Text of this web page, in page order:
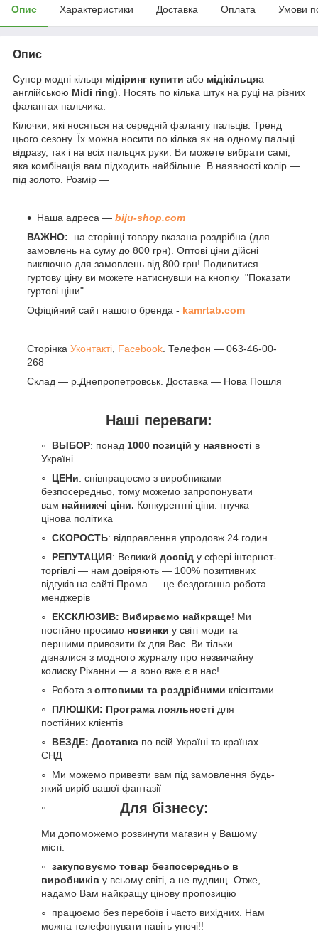
Опис Характеристики Доставка Оплата Умови
Опис
Супер модні кільця мідіринг купити або мідікільцяа
англійською Midi ring). Носять по кілька штук на руці на різних
фалангах пальчика.
Кілочки, які носяться на середній фалангу пальців. Тренд
цього сезону. Їх можна носити по кілька як на одному пальці
відразу, так і на всіх пальцях руки. Ви можете вибрати самі,
яка комбінація вам підходить найбільше. В наявності колір —
під золото. Розмір —
Наша адреса — biju-shop.com
ВАЖНО:
на сторінці товару вказана роздрібна (для
замовлень на суму до 800 грн). Оптові ціни дійсні
виключно для замовлень від 800 грн! Подивитися
гуртову ціну ви можете натиснувши на кнопку "Показати
гуртові ціни".
Офіційний сайт нашого бренда - kamrtab.com
Сторінка Уконтакті Facebook . Телефон — 063-46-00-
268
Склад — р.Днепропетровськ. Доставка — Нова Пошля
Наші переваги:
ВЫБОР: понад 1000 позицій у наявності в
Україні
ЦЕНи: співпрацюємо з виробниками
безпосередньо, тому можемо запропонувати
вам найнижчі ціни. Конкурентні ціни: гнучка
цінова політика
СКОРОСТЬ: відправлення упродовж 24 годин
РЕПУТАЦИЯ: Великий досвід у сфері інтернет-
торгівлі — нам довіряють — 100% позитивних
відгуків на сайті Прома — це бездоганна робота
менджерів
ЕКСКЛЮЗИВ: Вибираємо найкраще! Ми
постійно просимо новинки у світі моди та
першими привозити їх для Вас. Ви тільки
дізналися з модного журналу про незвичайну
колиску Ріханни — а воно вже є в нас!
Робота з оптовими та роздрібними клієнтами
ПЛЮШКИ: Програма лояльності для
постійних клієнтів
ВЕЗДЕ: Доставка по всій Україні та країнах
СНД
Ми можемо привезти вам під замовлення будь-
який виріб вашої фантазії
Для бізнесу:
Ми допоможемо розвинути магазин у Вашому
місті:
закуповуємо товар безпосередньо в
виробників у всьому світі, а не вудлищ. Отже,
надамо Вам найкращу цінову пропозицію
працюємо без перебоїв і часто вихідних. Нам
можна телефонувати навіть уночі!!